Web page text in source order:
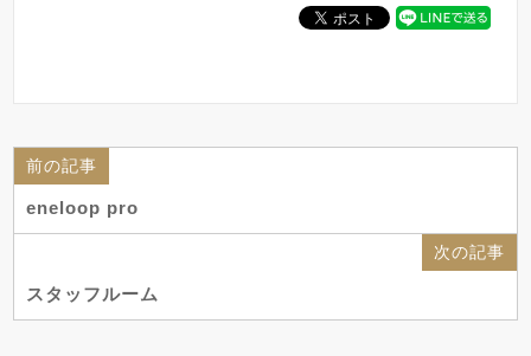
前の記事
eneloop pro
次の記事
スタッフルーム